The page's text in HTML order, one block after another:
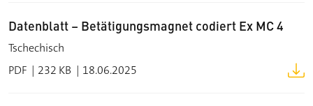
Datenblatt – Betätigungsmagnet codiert Ex MC 4
Tschechisch
PDF
232 KB 18.06.2025